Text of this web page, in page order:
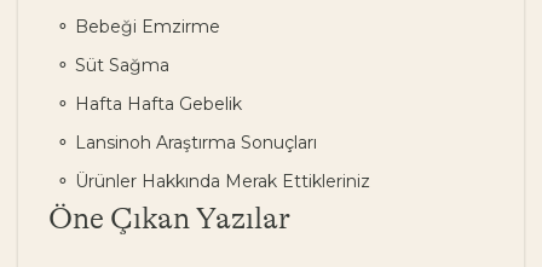
Bebeği Emzirme
Süt Sağma
Hafta Hafta Gebelik
Lansinoh Araştırma Sonuçları
Ürünler Hakkında Merak Ettikleriniz
Öne Çıkan Yazılar